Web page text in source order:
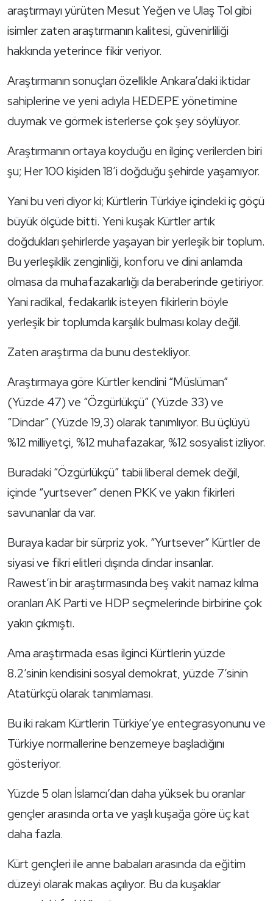
araştırmayı yürüten Mesut Yeğen ve Ulaş Tol gibi
isimler zaten araştırmanın kalitesi, güvenirliliği
hakkında yeterince fikir veriyor.
Araştırmanın sonuçları özellikle Ankara’daki iktidar
sahiplerine ve yeni adıyla HEDEPE yönetimine
duymak ve görmek isterlerse çok şey söylüyor.
Araştırmanın ortaya koyduğu en ilginç verilerden biri
şu; Her 100 kişiden 18’i doğduğu şehirde yaşamıyor.
Yani bu veri diyor ki; Kürtlerin Türkiye içindeki iç göçü
büyük ölçüde bitti. Yeni kuşak Kürtler artık
doğdukları şehirlerde yaşayan bir yerleşik bir toplum.
Bu yerleşiklik zenginliği, konforu ve dini anlamda
olmasa da muhafazakarlığı da beraberinde getiriyor.
Yani radikal, fedakarlık isteyen fikirlerin böyle
yerleşik bir toplumda karşılık bulması kolay değil.
Zaten araştırma da bunu destekliyor.
Araştırmaya göre Kürtler kendini “Müslüman”
(Yüzde 47) ve “Özgürlükçü” (Yüzde 33) ve
“Dindar” (Yüzde 19,3) olarak tanımlıyor. Bu üçlüyü
%12 milliyetçi, %12 muhafazakar, %12 sosyalist izliyor.
Buradaki “Özgürlükçü” tabii liberal demek değil,
içinde “yurtsever” denen PKK ve yakın fikirleri
savunanlar da var.
Buraya kadar bir sürpriz yok. “Yurtsever” Kürtler de
siyasi ve fikri elitleri dışında dindar insanlar.
Rawest’in bir araştırmasında beş vakit namaz kılma
oranları AK Parti ve HDP seçmelerinde birbirine çok
yakın çıkmıştı.
Ama araştırmada esas ilginci Kürtlerin yüzde
8.2’sinin kendisini sosyal demokrat, yüzde 7’sinin
Atatürkçü olarak tanımlaması.
Bu iki rakam Kürtlerin Türkiye’ye entegrasyonunu ve
Türkiye normallerine benzemeye başladığını
gösteriyor.
Yüzde 5 olan İslamcı’dan daha yüksek bu oranlar
gençler arasında orta ve yaşlı kuşağa göre üç kat
daha fazla.
Kürt gençleri ile anne babaları arasında da eğitim
düzeyi olarak makas açılıyor. Bu da kuşaklar